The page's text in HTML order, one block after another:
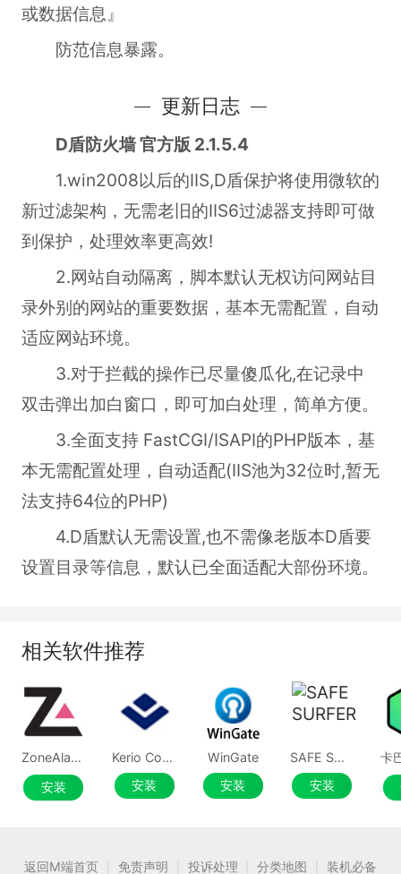
或数据信息』
防范信息暴露。
更新日志
D盾防火墙 官方版 2.1.5.4
1.win2008以后的IIS,D盾保护将使用微软的
新过滤架构，无需老旧的IIS6过滤器支持即可做
到保护，处理效率更高效!
2.网站自动隔离，脚本默认无权访问网站目
录外别的网站的重要数据，基本无需配置，自动
适应网站环境。
3.对于拦截的操作已尽量傻瓜化,在记录中
双击弹出加白窗口，即可加白处理，简单方便。
3.全面支持 FastCGI/ISAPI的PHP版本，基
本无需配置处理，自动适配(IIS池为32位时,暂无
法支持64位的PHP)
4.D盾默认无需设置,也不需像老版本D盾要
设置目录等信息，默认已全面适配大部份环境。
相关软件推荐
ZoneAlarm电脑版
安装
Kerio Control Firewall
安装
WinGate
安装
SAFE SURFER
安装
返回M端首页 免责声明 投诉处理 分类地图 装机必备